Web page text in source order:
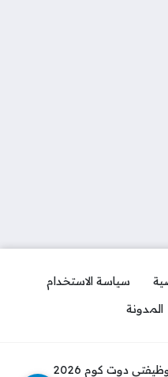
سياسة الاستخدام
المدونة
دوت كوم 2026